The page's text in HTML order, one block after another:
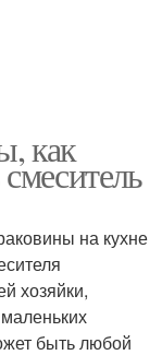
как
на кухне
хозяйки,
быть любой